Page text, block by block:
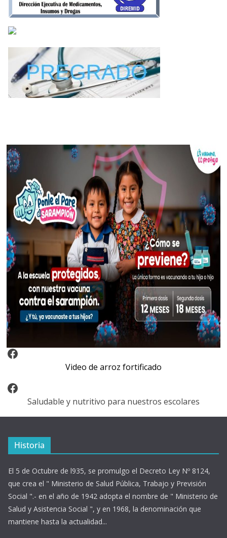
Video Arroz Fortificado
Video de arroz fortificado
Facebook
Saludable y nutritivo para nuestros escolares
Historia
El 5 de Octubre de l935, se promulgo el Decreto Ley Nº 8124,
que crea el " Ministerio de Salud Pública, Trabajo y Previsión
Social ".- en el año de 1942 adopta el nombre de " Ministerio de
Salud y Asistencia Social ", y en 1968, la denominación que
mantiene hasta la actualidad...